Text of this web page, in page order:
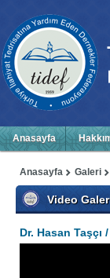
Anasayfa
Galeri
Anasayfa
Video
Dr. Hasan